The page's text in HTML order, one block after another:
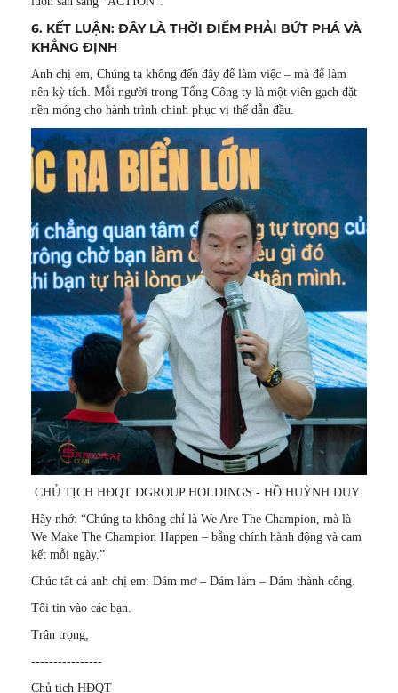
6. KẾT LUẬN: ĐÂY LÀ THỜI ĐIỂM PHẢI BỨT PHÁ VÀ
KHẲNG ĐỊNH
Anh chị em, Chúng ta không đến đây để làm việc – mà để làm
nên kỳ tích. Mỗi người trong Tổng Công ty là một viên gạch đặt
nền móng cho hành trình chinh phục vị thế dẫn đầu.
CHỦ TỊCH HĐQT DGROUP HOLDINGS - HỒ HUỲNH DUY
Hãy nhớ: “Chúng ta không chỉ là We Are The Champion, mà là
We Make The Champion Happen – bằng chính hành động và cam
kết mỗi ngày.”
Chúc tất cả anh chị em: Dám mơ – Dám làm – Dám thành công.
Tôi tin vào các bạn.
Trân trọng,
----------------
Chủ tịch HĐQT